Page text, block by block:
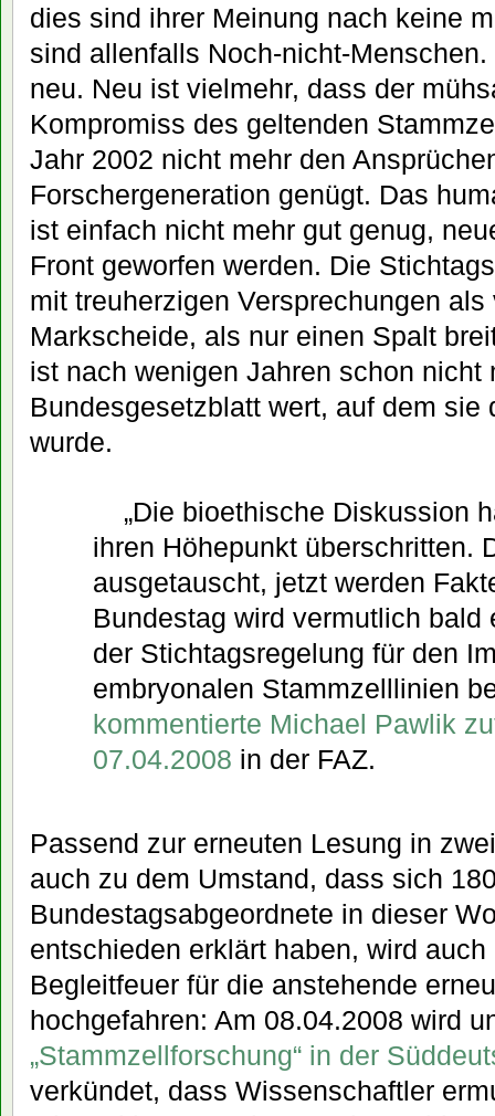
dies sind ihrer Meinung nach keine
sind allenfalls Noch-nicht-
neu. Neu ist vielmehr, dass der
Kompromiss des geltenden
Jahr 2002 nicht mehr den
Forschergeneration genügt. Das
ist einfach nicht mehr gut genug,
Front geworfen werden. Die
mit treuherzigen Versprechungen als
Markscheide, als nur einen Spalt
ist nach wenigen Jahren schon nicht
Bundesgesetzblatt wert, auf dem sie
wurde.
„Die bioethische Diskussion
ihren Höhepunkt überschritten.
ausgetauscht, jetzt werden
Bundestag wird vermutlich bald
der Stichtagsregelung für den
embryonalen Stammzelllinien
kommentierte Michael Pawlik
07.04.2008 in der FAZ.
Passend zur erneuten Lesung in
auch zu dem Umstand, dass sich
Bundestagsabgeordnete in dieser
entschieden erklärt haben, wird
Begleitfeuer für die anstehende
hochgefahren: Am 08.04.2008 wird
„Stammzellforschung“ in der
verkündet, dass Wissenschaftler